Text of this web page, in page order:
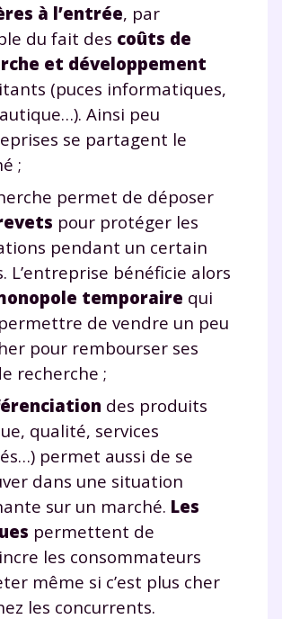
à l’entrée, par
du fait des coûts de
et développement
(puces informatiques,
Ainsi peu
se partagent le
;
permet de déposer
pour protéger les
pendant un certain
L’entreprise bénéficie alors
temporaire qui
de vendre un peu
pour rembourser ses
recherche ;
des produits
qualité, services
permet aussi de se
dans une situation
sur un marché. Les
permettent de
les consommateurs
même si c’est plus cher
les concurrents.